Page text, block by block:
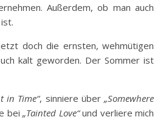
Außerdem, ob man auch
doch die ernsten, wehmütigen
kalt geworden. Der Sommer ist
in Time“, sinniere über „Somewhere
bei„Tainted Love“und verliere mich